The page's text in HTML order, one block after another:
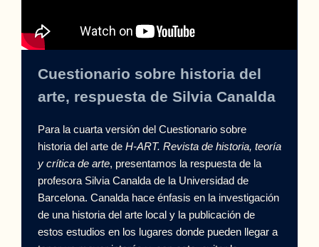
Cuestionario sobre historia del
arte, respuesta de Silvia Canalda
Para la cuarta versión del Cuestionario sobre
historia del arte de H-ART. Revista de historia, teoría
y crítica de arte, presentamos la respuesta de la
profesora Silvia Canalda de la Universidad de
Barcelona. Canalda hace énfasis en la investigación
de una historia del arte local y la publicación de
estos estudios en los lugares donde pueden llegar a